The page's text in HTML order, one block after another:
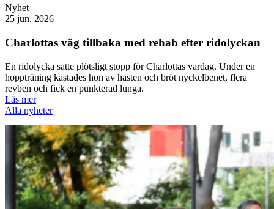
Nyhet
25 jun. 2026
Charlottas väg tillbaka med rehab efter ridolyckan
En ridolycka satte plötsligt stopp för Charlottas vardag. Under en
hoppträning kastades hon av hästen och bröt nyckelbenet, flera
revben och fick en punkterad lunga.
Läs mer
Alla nyheter